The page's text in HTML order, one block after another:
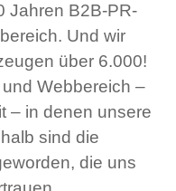
Jahren B2B-PR-
Und wir
über 6.000!
Webbereich –
– in denen unsere
sind die
die uns